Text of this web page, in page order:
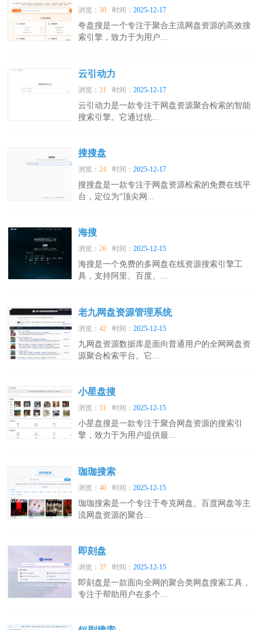
浏览：30 时间：2025-12-17
夸盘搜是一个专注于聚合主流网盘资源的高效搜
索引擎，致力于为用户...
云引动力
浏览：31 时间：2025-12-17
云引动力是一款专注于网盘资源聚合检索的智能
搜索引擎。它通过统...
搜搜盘
浏览：24 时间：2025-12-17
搜搜盘是一款专注于网盘资源检索的免费在线平
台，定位为“顶尖网...
海搜
浏览：26 时间：2025-12-15
海搜是一个免费的多网盘在线资源搜索引擎工
具，支持阿里、百度、...
老九网盘资源管理系统
浏览：42 时间：2025-12-15
九网盘资源数据库是面向普通用户的全网网盘资
源聚合检索平台。它...
小星盘搜
浏览：31 时间：2025-12-15
小星盘搜是一款专注于聚合网盘资源的搜索引
擎，致力于为用户提供最...
珈珈搜索
浏览：40 时间：2025-12-15
珈珈搜索是一个专注于夸克网盘、百度网盘等主
流网盘资源的聚合...
即刻盘
浏览：37 时间：2025-12-15
即刻盘是一款面向全网的聚合类网盘搜索工具，
专注于帮助用户在多个...